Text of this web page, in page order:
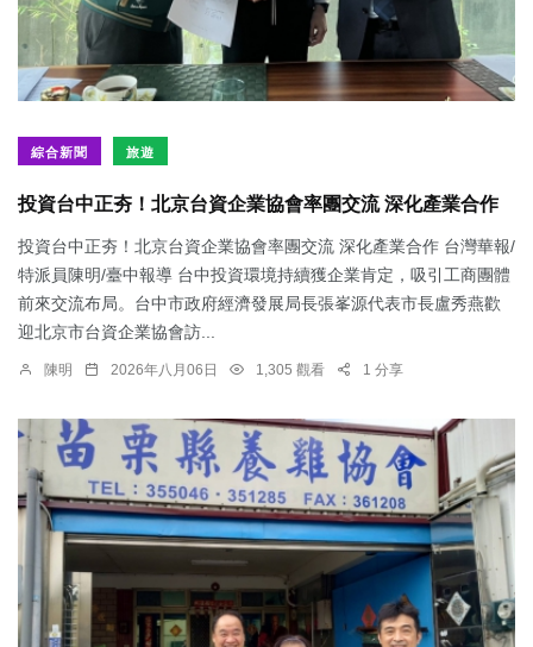
綜合新聞 旅遊
投資台中正夯！北京台資企業協會率團交流 深化產業合作
投資台中正夯！北京台資企業協會率團交流 深化產業合作 台灣華報/
特派員陳明/臺中報導 台中投資環境持續獲企業肯定，吸引工商團體
前來交流布局。台中市政府經濟發展局長張峯源代表市長盧秀燕歡
迎北京市台資企業協會訪...
陳明 2026年八月06日 1,305 觀看 1 分享